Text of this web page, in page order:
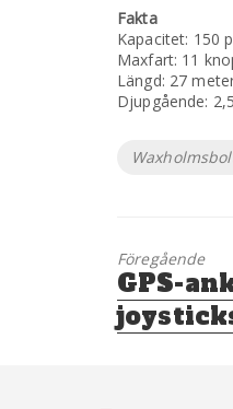
Fakta
Kapacitet: 150
Maxfart: 11
Längd: 27
Djupgående:
Etiketter
Föregående
Föregående
inlägg:
GPS-